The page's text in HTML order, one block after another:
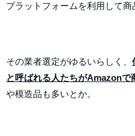
プラットフォームを利用して商
その業者選定がゆるいらしく、
と呼ばれる人たちがAmazonで
や模造品も多いとか。